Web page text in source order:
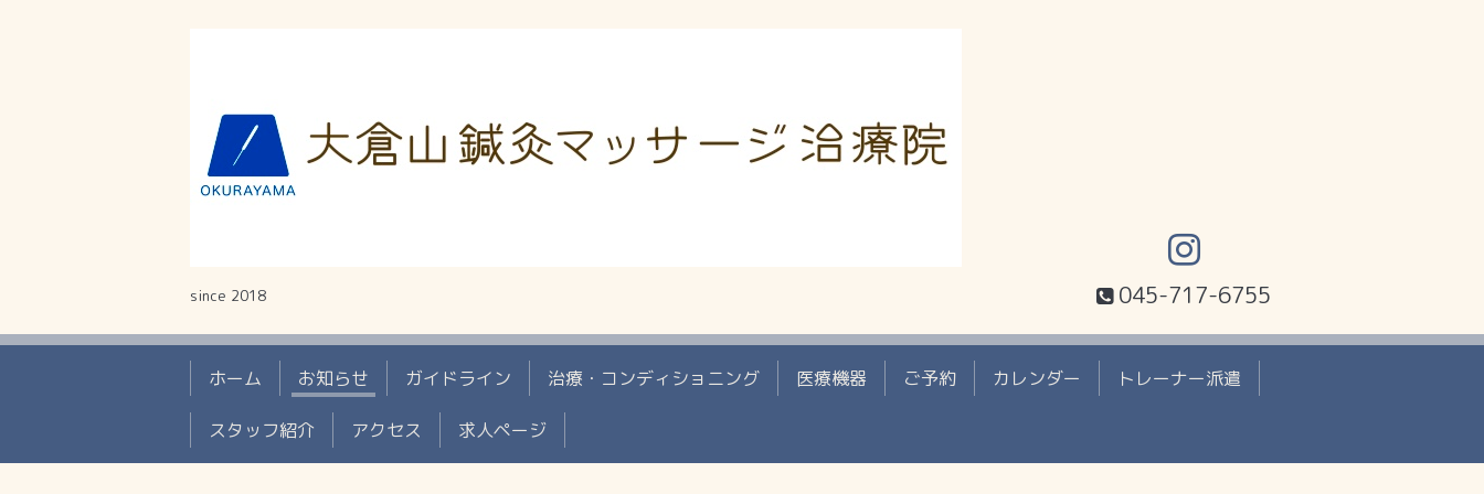
since 2018 045-717-6755
ホーム お知らせ ガイドライン 治療・コンディショニング 医療機器 ご予約 カレンダー トレーナー派遣
スタッフ紹介 アクセス 求人ページ